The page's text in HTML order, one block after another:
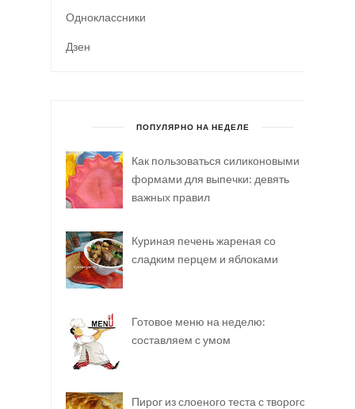
Одноклассники
Дзен
ПОПУЛЯРНО НА НЕДЕЛЕ
Как пользоваться силиконовыми
формами для выпечки: девять
важных правил
Куриная печень жареная со
сладким перцем и яблоками
Готовое меню на неделю:
составляем с умом
Пирог из слоеного теста с творогом